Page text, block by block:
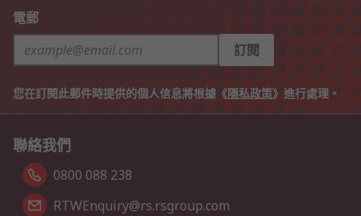
電郵
訂閱
您在訂閱此郵件時提供的個人信息將根據《隱私政策》進行處理。
聯絡我們
0800 088 238
RTWEnquiry@rs.rsgroup.com